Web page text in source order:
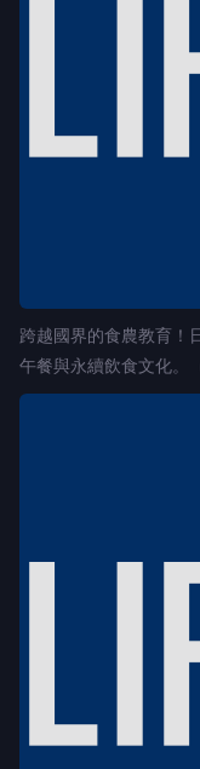
跨越國界的食農教育！
午餐與永續飲食文化。